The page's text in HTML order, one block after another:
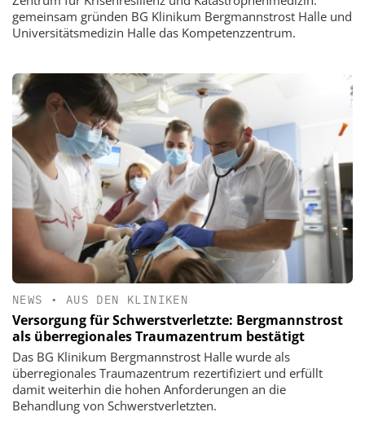
gemeinsam gründen BG Klinikum Bergmannstrost Halle und
Universitätsmedizin Halle das Kompetenzzentrum.
NEWS • AUS DEN KLINIKEN
Versorgung für Schwerstverletzte: Bergmannstrost
als überregionales Traumazentrum bestätigt
Das BG Klinikum Bergmannstrost Halle wurde als
überregionales Traumazentrum rezertifiziert und erfüllt
damit weiterhin die hohen Anforderungen an die
Behandlung von Schwerstverletzten.